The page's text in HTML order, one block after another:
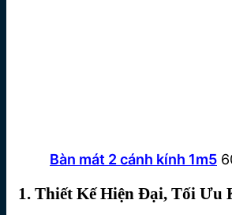
Bàn mát 2 cánh kính 1m5
1. Thiết Kế Hiện Đại, Tối Ưu